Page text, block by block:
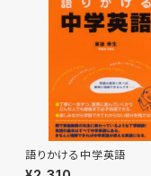
語りかける中学英語